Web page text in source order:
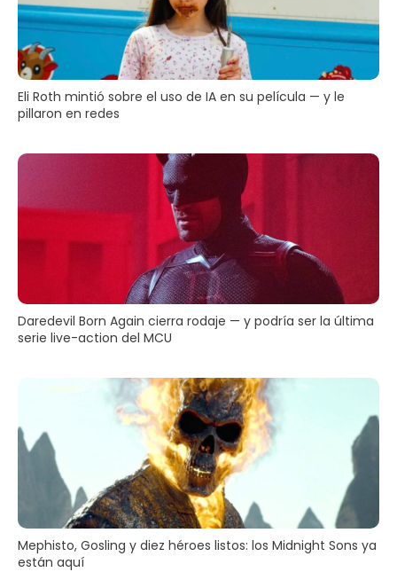
Eli Roth mintió sobre el uso de IA en su película — y le
pillaron en redes
Daredevil Born Again cierra rodaje — y podría ser la última
serie live-action del MCU
Mephisto, Gosling y diez héroes listos: los Midnight Sons ya
están aquí